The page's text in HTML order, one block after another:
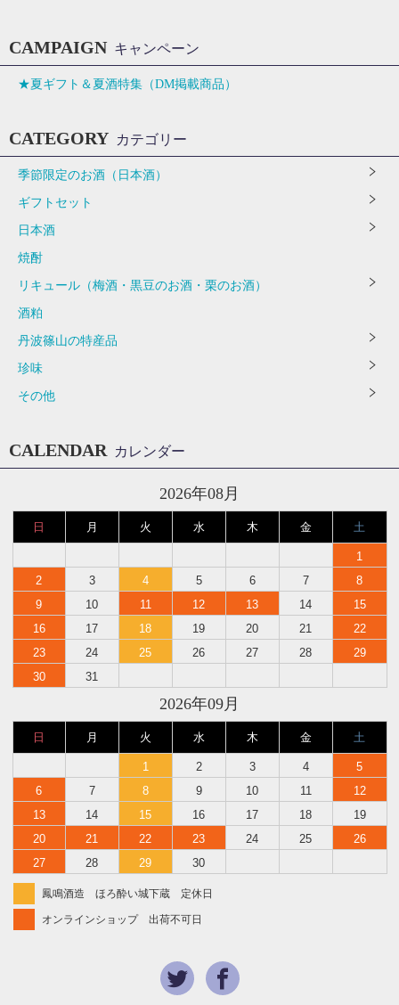
CAMPAIGN キャンペーン
★夏ギフト＆夏酒特集（DM掲載商品）
CATEGORY カテゴリー
季節限定のお酒（日本酒）
ギフトセット
日本酒
焼酎
リキュール（梅酒・黒豆のお酒・栗のお酒）
酒粕
丹波篠山の特産品
珍味
その他
CALENDAR カレンダー
2026年08月
日 月 火 水 木 金 土
1
2
3 4 5 6 7
8
9
10 11 12 13 14
15
16
17 18 19 20 21
22
23
24 25 26 27 28
29
30
31
2026年09月
日 月 火 水 木 金 土
1 2 3 4
5
6
7 8 9 10 11
12
13
14 15 16 17 18
19
20
21 22 23 24 25
26
27
28 29 30
鳳鳴酒造 ほろ酔い城下蔵 定休日
オンラインショップ 出荷不可日